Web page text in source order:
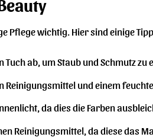
Pflege wichtig. Hier sind einige
ab, um Staub und Schmutz zu
und einem
da dies die Farben
Reinigungsmittel, da diese das